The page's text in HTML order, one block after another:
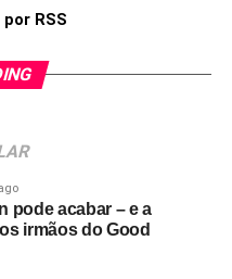
RSS
pode acabar – e a
irmãos do Good